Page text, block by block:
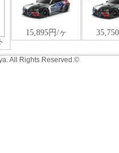
All Rights Reserved.©